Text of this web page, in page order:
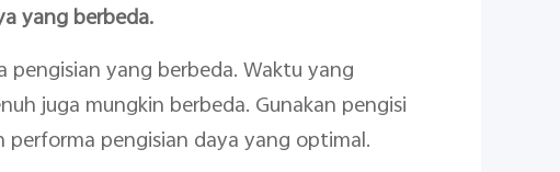
yang berbeda.
yang berbeda. Waktu yang
juga mungkin berbeda. Gunakan pengisi
pengisian daya yang optimal.